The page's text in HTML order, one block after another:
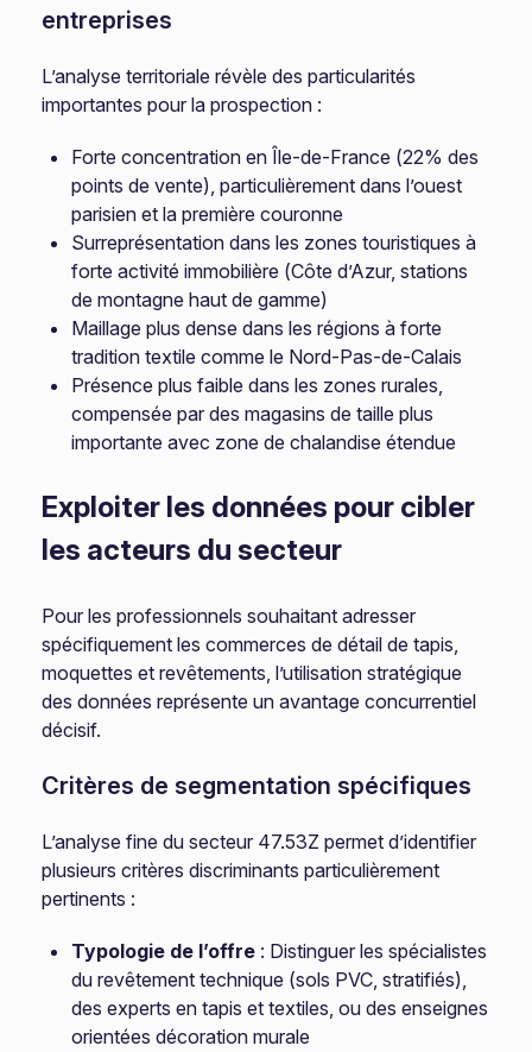
entreprises
L’analyse territoriale révèle des particularités
importantes pour la prospection :
Forte concentration en Île-de-France (22% des
points de vente), particulièrement dans l’ouest
parisien et la première couronne
Surreprésentation dans les zones touristiques à
forte activité immobilière (Côte d’Azur, stations
de montagne haut de gamme)
Maillage plus dense dans les régions à forte
tradition textile comme le Nord-Pas-de-Calais
Présence plus faible dans les zones rurales,
compensée par des magasins de taille plus
importante avec zone de chalandise étendue
Exploiter les données pour cibler
les acteurs du secteur
Pour les professionnels souhaitant adresser
spécifiquement les commerces de détail de tapis,
moquettes et revêtements, l’utilisation stratégique
des données représente un avantage concurrentiel
décisif.
Critères de segmentation spécifiques
L’analyse fine du secteur 47.53Z permet d’identifier
plusieurs critères discriminants particulièrement
pertinents :
Typologie de l’offre : Distinguer les spécialistes
du revêtement technique (sols PVC, stratifiés),
des experts en tapis et textiles, ou des enseignes
orientées décoration murale